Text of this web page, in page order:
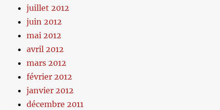
juillet 2012
juin 2012
mai 2012
avril 2012
mars 2012
février 2012
janvier 2012
décembre 2011